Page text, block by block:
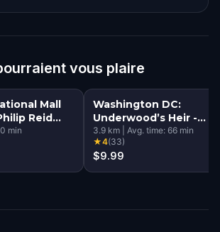
vous plaire
Mall
Reid
min
Washington DC:
Underwood’s Heir -
Reckoning
3.9 km Avg. time: 66 min
★4(33)
$9.99